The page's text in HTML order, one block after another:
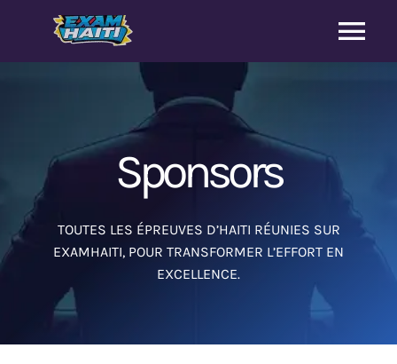
Cours et correction
9e année
Baccalauréat
Sponsors
TOUTES LES ÉPREUVES D’HAITI RÉUNIES SUR
EXAMHAITI, POUR TRANSFORMER L’EFFORT EN
EXCELLENCE.